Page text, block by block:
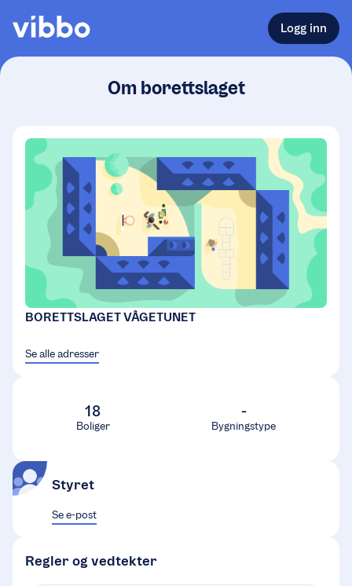
Logg inn
Om borettslaget
BORETTSLAGET VÅGETUNET
Se alle adresser
18
Boliger
-
Bygningstype
Styret
Se e-post
Regler og vedtekter